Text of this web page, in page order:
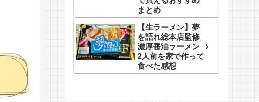
まとめ
【生ラーメン】夢
を語れ総本店監修
濃厚醤油ラーメン
2人前を家で作って
食べた感想